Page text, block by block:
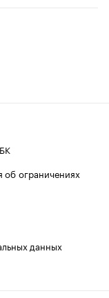
ограничениях
данных